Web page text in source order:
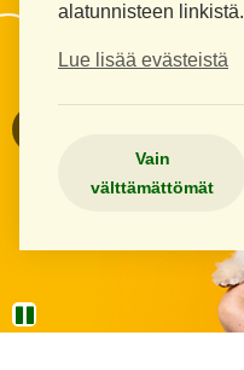
alatunnisteen linkistä.
Lue lisää evästeistä
Vain
välttämättömät